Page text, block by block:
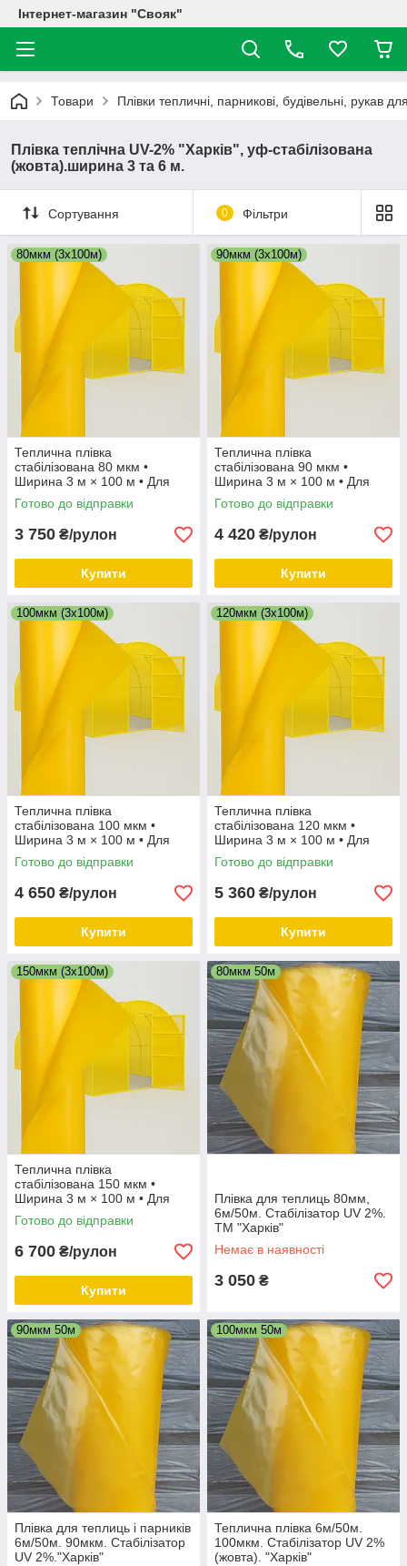
Інтернет-магазин "Свояк"
Товари Плівки тепличні, парникові, будівельні, рукав
Плівка теплічна UV-2% "Харків", уф-стабілізована
(жовта).ширина 3 та 6 м.
Сортування 0 Фільтри
80мкм (3х100м)
Теплична плівка
стабілізована 80 мкм •
Ширина 3 м × 100 м • Для
укриття теплиць та парників.
ТМ "Харків".
Готово до відправки
3 750 ₴/рулон
Купити
90мкм (3х100м)
Теплична плівка
стабілізована 90 мкм •
Ширина 3 м × 100 м • Для
укриття теплиць та парників.
ТМ "Харків".
Готово до відправки
4 420 ₴/рулон
Купити
100мкм (3х100м)
Теплична плівка
стабілізована 100 мкм •
Ширина 3 м × 100 м • Для
укриття теплиць та парників.
ТМ "Харків".
Готово до відправки
4 650 ₴/рулон
Купити
120мкм (3х100м)
Теплична плівка
стабілізована 120 мкм •
Ширина 3 м × 100 м • Для
укриття теплиць та парників.
ТМ "Харків".
Готово до відправки
5 360 ₴/рулон
Купити
150мкм (3х100м)
Теплична плівка
стабілізована 150 мкм •
Ширина 3 м × 100 м • Для
укриття теплиць та парників.
ТМ "Харків".
Готово до відправки
6 700 ₴/рулон
Купити
80мкм 50м
Плівка для теплиць 80мм,
6м/50м. Стабілізатор UV 2%.
TM "Харків"
Немає в наявності
3 050 ₴
90мкм 50м
Плівка для теплиць і парників
6м/50м. 90мкм. Стабілізатор
UV 2%."Харків"
100мкм 50м
Теплична плівка 6м/50м.
100мкм. Стабілізатор UV 2%
(жовта). "Харків"